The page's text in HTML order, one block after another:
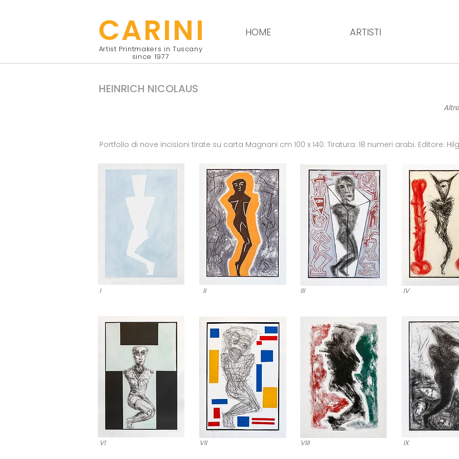
CARINI
Artist Printmakers in Tuscany
since 1977
HOME ARTISTI
HEINRICH NICOLAUS
Portfolio di nove incisioni tirate su carta Magnani cm 100 x 140. Tiratura: 18 numeri arabi. Editore:
I II III IV
VI VII VIII IX